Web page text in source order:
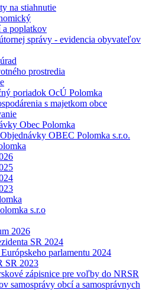
na stiahnutie
a poplatkov
správy - evidencia obyvateľov
prostredia
poriadok OcÚ Polomka
s majetkom obce
Obec Polomka
OBEC Polomka s.r.o.
s.r.o
2026
SR 2024
parlamentu 2024
SR 2023
zápisnice pre voľby do NRSR
samosprávy obcí a samosprávnych